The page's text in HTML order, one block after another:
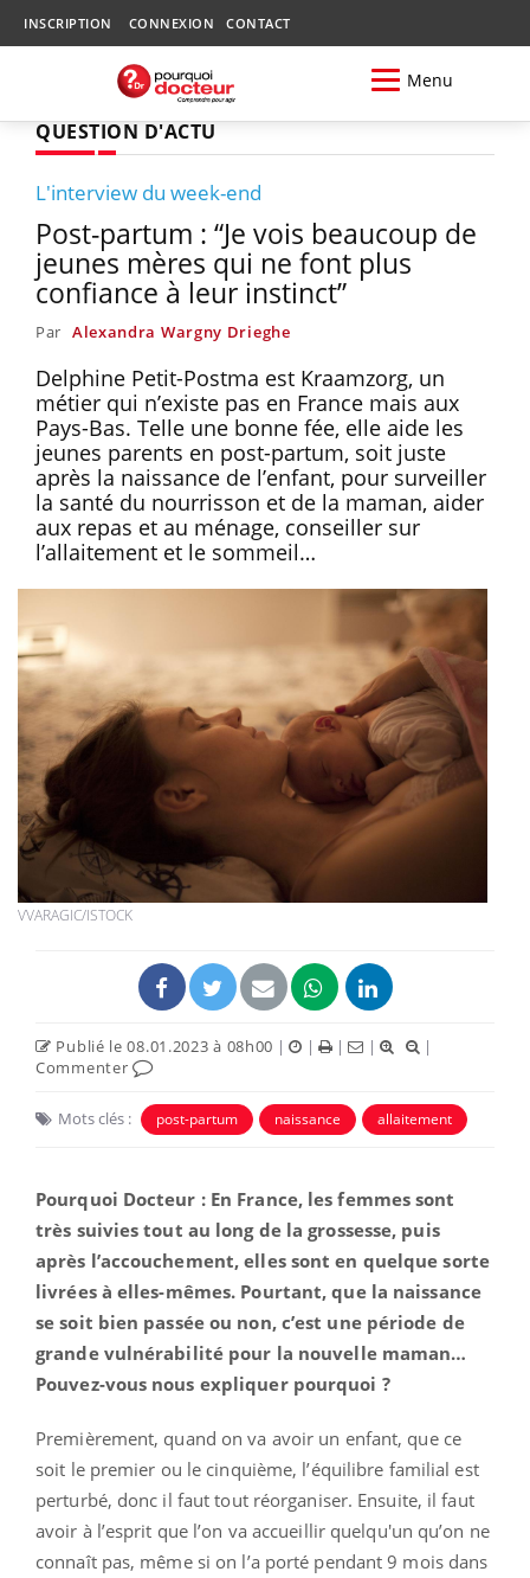
INSCRIPTION CONNEXION CONTACT
Menu
QUESTION D'ACTU
L'interview du week-end
Post-partum : “Je vois beaucoup de
jeunes mères qui ne font plus
confiance à leur instinct”
Par Alexandra Wargny Drieghe
Delphine Petit-Postma est Kraamzorg, un
métier qui n’existe pas en France mais aux
Pays-Bas. Telle une bonne fée, elle aide les
jeunes parents en post-partum, soit juste
après la naissance de l’enfant, pour surveiller
la santé du nourrisson et de la maman, aider
aux repas et au ménage, conseiller sur
l’allaitement et le sommeil…
VVARAGIC/ISTOCK
Publié le 08.01.2023 à 08h00 | | | |
|
Commenter
Mots clés : post-partum naissance allaitement
Pourquoi Docteur : En France, les femmes sont
très suivies tout au long de la grossesse, puis
après l’accouchement, elles sont en quelque sorte
livrées à elles-mêmes. Pourtant, que la naissance
se soit bien passée ou non, c’est une période de
grande vulnérabilité pour la nouvelle maman…
Pouvez-vous nous expliquer pourquoi ?
Premièrement, quand on va avoir un enfant, que ce
soit le premier ou le cinquième, l’équilibre familial est
perturbé, donc il faut tout réorganiser. Ensuite, il faut
avoir à l’esprit que l’on va accueillir quelqu'un qu’on ne
connaît pas, même si on l’a porté pendant 9 mois dans